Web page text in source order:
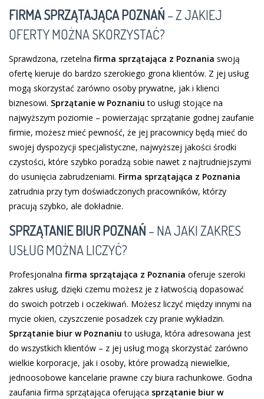
FIRMA SPRZĄTAJĄCA POZNAŃ – Z JAKIEJ
OFERTY MOŻNA SKORZYSTAĆ?
Sprawdzona, rzetelna firma sprzątająca z Poznania swoją
ofertę kieruje do bardzo szerokiego grona klientów. Z jej usług
mogą skorzystać zarówno osoby prywatne, jak i klienci
biznesowi. Sprzątanie w Poznaniu to usługi stojące na
najwyższym poziomie – powierzając sprzątanie godnej zaufanie
firmie, możesz mieć pewność, że jej pracownicy będą mieć do
swojej dyspozycji specjalistyczne, najwyższej jakości środki
czystości, które szybko poradzą sobie nawet z najtrudniejszymi
do usunięcia zabrudzeniami. Firma sprzątająca z Poznania
zatrudnia przy tym doświadczonych pracowników, którzy
pracują szybko, ale dokładnie.
SPRZĄTANIE BIUR POZNAŃ – NA JAKI ZAKRES
USŁUG MOŻNA LICZYĆ?
Profesjonalna firma sprzątająca z Poznania oferuje szeroki
zakres usług, dzięki czemu możesz je z łatwością dopasować
do swoich potrzeb i oczekiwań. Możesz liczyć między innymi na
mycie okien, czyszczenie posadzek czy pranie wykładzin.
Sprzątanie biur w Poznaniuto usługa, która adresowana jest
do wszystkich klientów – z jej usług mogą skorzystać zarówno
wielkie korporacje, jak i osoby, które prowadzą niewielkie,
jednoosobowe kancelarie prawne czy biura rachunkowe. Godna
zaufania firma sprzątająca oferująca sprzątanie biur w